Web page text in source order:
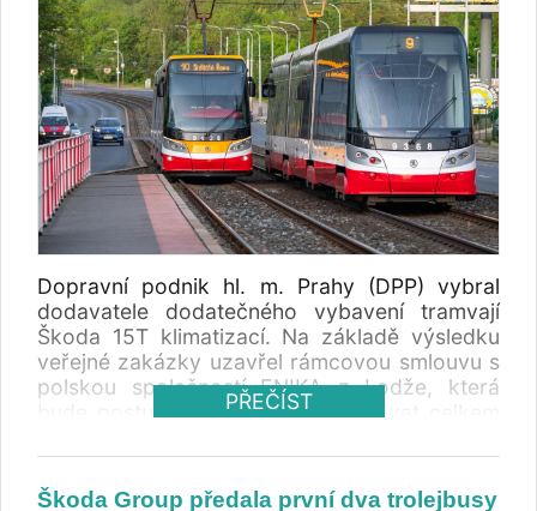
Dopravní podnik hl. m. Prahy (DPP) vybral
dodavatele dodatečného vybavení tramvají
Škoda 15T klimatizací. Na základě výsledku
veřejné zakázky uzavřel rámcovou smlouvu s
polskou společností ENIKA z Lodže, která
bude postupně klimatizací vybavovat celkem
PŘEČÍST
Škoda Group předala první dva trolejbusy